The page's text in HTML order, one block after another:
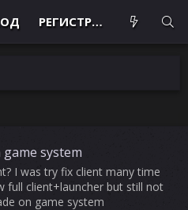
РЕГИСТРАЦИЯ
system
I was try fix client many time
full client+launcher but still not
on game system